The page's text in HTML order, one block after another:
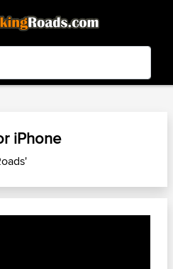
3.99 - In Google Play
iPhone